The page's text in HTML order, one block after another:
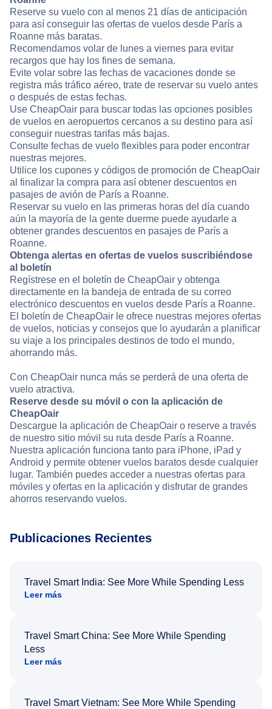
Reserve su vuelo con al menos 21 días de anticipación
para así conseguir las ofertas de vuelos desde París a
Roanne más baratas.
Recomendamos volar de lunes a viernes para evitar
recargos que hay los fines de semana.
Evite volar sobre las fechas de vacaciones donde se
registra más tráfico aéreo, trate de reservar su vuelo antes
o después de estas fechas.
Use CheapOair para buscar todas las opciones posibles
de vuelos en aeropuertos cercanos a su destino para así
conseguir nuestras tarifas más bajas.
Consulte fechas de vuelo flexibles para poder encontrar
nuestras mejores.
Utilice los cupones y códigos de promoción de CheapOair
al finalizar la compra para así obtener descuentos en
pasajes de avión de París a Roanne.
Reservar su vuelo en las primeras horas del día cuando
aún la mayoría de la gente duerme puede ayudarle a
obtener grandes descuentos en pasajes de París a
Roanne.
Obtenga alertas en ofertas de vuelos suscribiéndose
al boletín
Regístrese en el boletín de CheapOair y obtenga
directamente en la bandeja de entrada de su correo
electrónico descuentos en vuelos desde París a Roanne.
El boletín de CheapOair le ofrece nuestras mejores ofertas
de vuelos, noticias y consejos que lo ayudarán a planificar
su viaje a los principales destinos de todo el mundo,
ahorrando más.
Con CheapOair nunca más se perderá de una oferta de
vuelo atractiva.
Reserve desde su móvil o con la aplicación de
CheapOair
Descargue la aplicación de CheapOair o reserve a través
de nuestro sitio móvil su ruta desde París a Roanne.
Nuestra aplicación funciona tanto para iPhone, iPad y
Android y permite obtener vuelos baratos desde cualquier
lugar. También puedes acceder a nuestras ofertas para
móviles y ofertas en la aplicación y disfrutar de grandes
ahorros reservando vuelos.
Publicaciones Recientes
Travel Smart India: See More While Spending Less
Leer más
Travel Smart China: See More While Spending
Less
Leer más
Travel Smart Vietnam: See More While Spending